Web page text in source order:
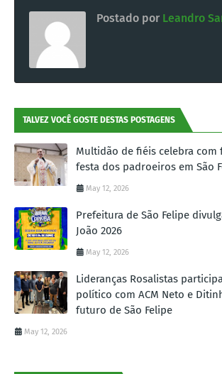
Postado por Leandro
TALVEZ VOCÊ GOSTE DESTAS POSTAGENS
Multidão de fiéis celebra com
festa dos padroeiros em São
May 12, 2026
Prefeitura de São Felipe
João 2026
May 12, 2026
Lideranças Rosalistas
político com ACM Neto e
futuro de São Felipe
May 12, 2026